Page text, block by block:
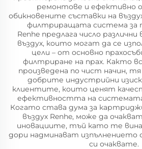
ремонтове и ефективно
обикновените съставки на
филтриращата система за
Renhe предлага число
въздух, които могат да се
цели – от основно
филтриране на прах. Както
произведена по чист начин,
добрите индустрийни
клиентите, които ценят
ефективността на
Когато става дума за
въздух Renhe, може да
иновациите, тъй като те
дори надминават изпълнението
си очаквате.